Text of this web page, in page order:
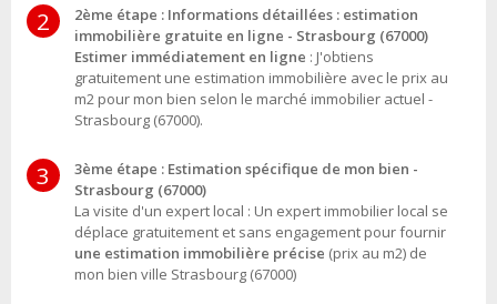
2
2ème étape : Informations détaillées : estimation
immobilière gratuite en ligne - Strasbourg (67000)
Estimer immédiatement en ligne : J'obtiens
gratuitement une estimation immobilière avec le prix au
m2 pour mon bien selon le marché immobilier actuel -
Strasbourg (67000).
3
3ème étape : Estimation spécifique de mon bien -
Strasbourg (67000)
La visite d'un expert local : Un expert immobilier local se
déplace gratuitement et sans engagement pour fournir
une estimation immobilière précise (prix au m2) de
mon bien ville Strasbourg (67000)